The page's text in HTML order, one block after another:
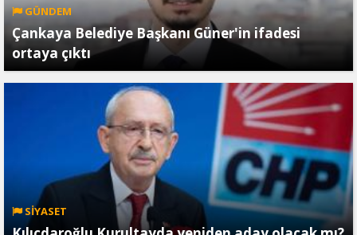
GÜNDEM
Çankaya Belediye Başkanı Güner'in ifadesi
ortaya çıktı
SİYASET